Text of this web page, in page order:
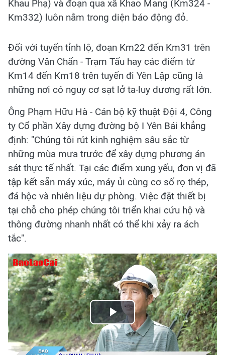
Khau Phạ) và đoạn qua xã Khao Mang (Km324 -
Km332) luôn nằm trong diện báo động đỏ.
Đối với tuyến tỉnh lộ, đoạn Km22 đến Km31 trên
đường Văn Chấn - Trạm Tấu hay các điểm từ
Km14 đến Km18 trên tuyến đi Yên Lập cũng là
những nơi có nguy cơ sạt lở ta-luy dương rất lớn.
Ông Phạm Hữu Hà - Cán bộ kỹ thuật Đội 4, Công
ty Cổ phần Xây dựng đường bộ I Yên Bái khẳng
định: "Chúng tôi rút kinh nghiệm sâu sắc từ
những mùa mưa trước để xây dựng phương án
sát thực tế nhất. Tại các điểm xung yếu, đơn vị đã
tập kết sẵn máy xúc, máy ủi cùng cơ số rọ thép,
đá hộc và nhiên liệu dự phòng. Việc đặt thiết bị
tại chỗ cho phép chúng tôi triển khai cứu hộ và
thông đường nhanh nhất có thể khi xảy ra ách
tắc".
Play
Video